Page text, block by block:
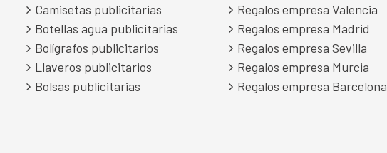
Camisetas publicitarias
Botellas agua publicitarias
Bolígrafos publicitarios
Llaveros publicitarios
Bolsas publicitarias
Regalos empresa Valencia
Regalos empresa Madrid
Regalos empresa Sevilla
Regalos empresa Murcia
Regalos empresa Barcelona